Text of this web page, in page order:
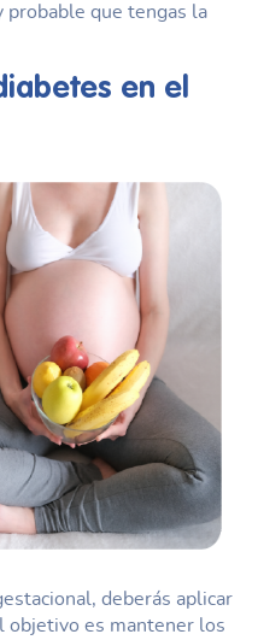
probable que tengas la
en el
deberás aplicar
objetivo es mantener los